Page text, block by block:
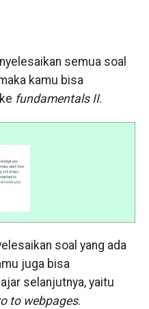
semua soal
kamu bisa
fundamentals II.
soal yang ada
juga bisa
selanjutnya, yaitu
to webpages.